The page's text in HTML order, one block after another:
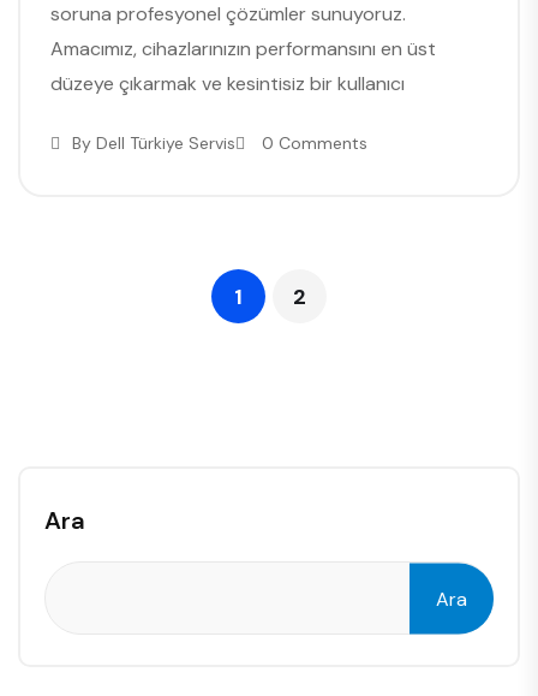
soruna profesyonel çözümler sunuyoruz.
Amacımız, cihazlarınızın performansını en üst
düzeye çıkarmak ve kesintisiz bir kullanıcı
By Dell Türkiye Servis 0 Comments
1 2
Ara
Ara